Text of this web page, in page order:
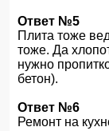
Ответ №5
Плита тоже
тоже. Да
нужно
бетон).
Ответ №6
Ремонт на